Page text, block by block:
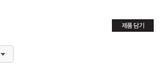
제품 담기